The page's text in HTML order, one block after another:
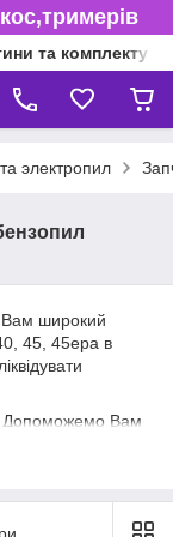
та
электропил
Вам широкий
45, 45epa в
Допоможемо Вам
все